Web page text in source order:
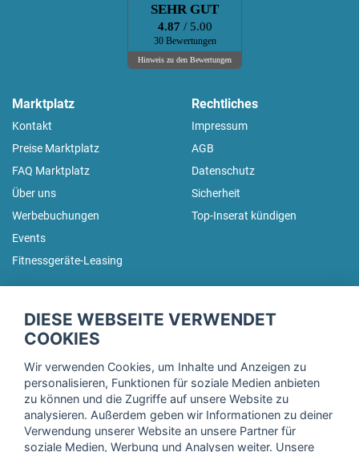
SEHR GUT
4.87 / 5.00
30 Bewertungen
Hinweis zu den Bewertungen
Marktplatz
Kontakt
Preise Marktplatz
FAQ Marktplatz
Über uns
Werbebuchungen
Events
Fitnessgeräte-Leasing
Rechtliches
Impressum
AGB
Datenschutz
Sicherheit
Top-Inserat kündigen
Trage dich hier für unseren Newsletter ein und erhalte regelmäßig
Ich stimme der Verarbeitung meiner Daten, wie in der
Einwilligungserklärungder fitnessmarkt.de services GmbH
DIESE WEBSEITE VERWENDET
COOKIES
Wir verwenden Cookies, um Inhalte und Anzeigen zu
personalisieren, Funktionen für soziale Medien anbieten
zu können und die Zugriffe auf unsere Website zu
analysieren. Außerdem geben wir Informationen zu deiner
Verwendung unserer Website an unsere Partner für
soziale Medien, Werbung und Analysen weiter. Unsere